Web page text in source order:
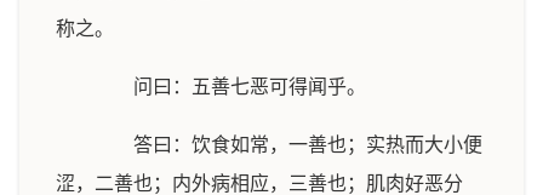
称之。
问曰：五善七恶可得闻乎。
答曰：饮食如常，一善也；实热而大小便
涩，二善也；内外病相应，三善也；肌肉好恶分